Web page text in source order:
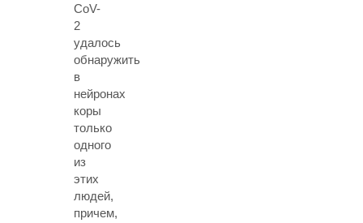
CoV-
2
удалось
обнаружить
в
нейронах
коры
только
одного
из
этих
людей,
причем,